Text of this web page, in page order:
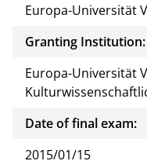
Europa-Universität
Granting Institution:
Europa-Universität
Date of final exam:
2015/01/15